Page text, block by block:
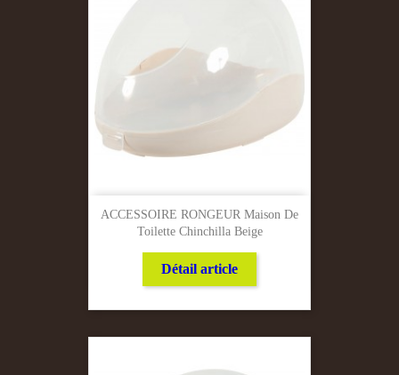
ACCESSOIRE RONGEUR Maison De
Toilette Chinchilla Beige
Détail article